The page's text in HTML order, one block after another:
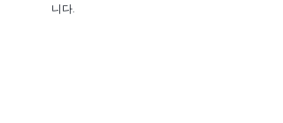
니다.